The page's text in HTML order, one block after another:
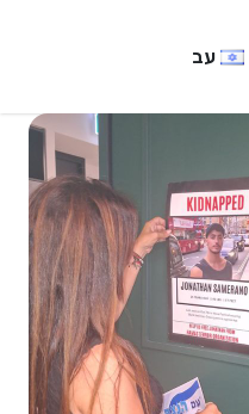
עב